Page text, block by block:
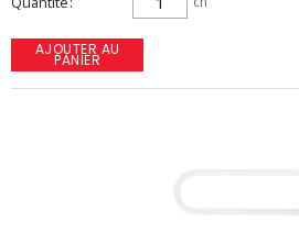
AJOUTER AU
PANIER